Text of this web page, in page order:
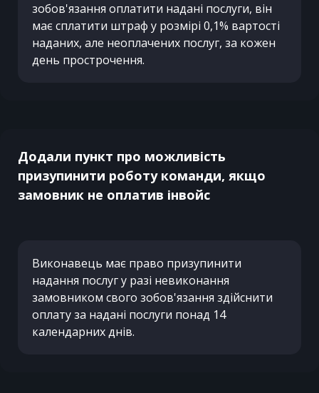
зобов'язання оплатити надані послуги, він
має сплатити штраф у розмірі 0,1% вартості
наданих, але неоплачених послуг, за кожен
день прострочення.
Додали пункт про можливість
призупинити роботу команди, якщо
замовник не оплатив інвойс
Виконавець має право призупинити
надання послуг у разі невиконання
замовником свого зобов'язання здійснити
оплату за надані послуги понад 14
календарних днів.